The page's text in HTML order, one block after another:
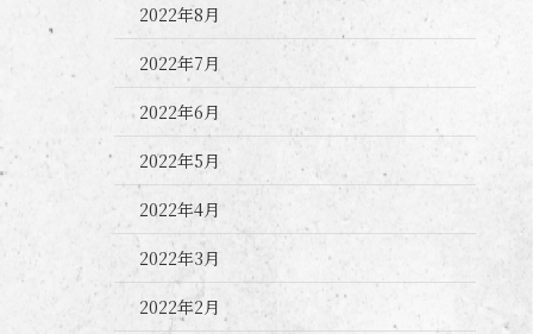
2022年8月
2022年7月
2022年6月
2022年5月
2022年4月
2022年3月
2022年2月